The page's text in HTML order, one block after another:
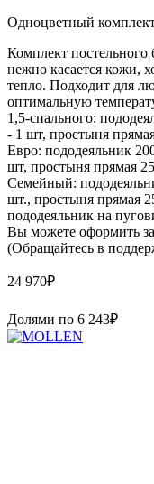
Одноцветный
Комплект постельного
нежно касается кожи,
тепло. Подходит для
оптимальную
1,5-спального:
- 1 шт, простыня
Евро: пододеяльник
шт, простыня прямая
Семейный:
шт., простыня прямая
пододеяльник на
Вы можете оформить
(Обращайтесь в
24 970₽
Долями по 6 243₽